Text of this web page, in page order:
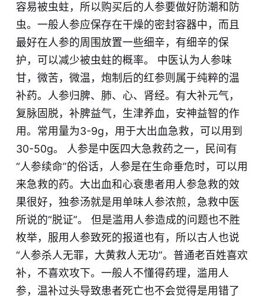
容易被虫蛀，所以购买后的人参要做好防潮和防
虫。一般人参应保存在干燥的密封容器中，而且
最好在人参的周围放置一些细辛，有细辛的保
护，可以减少被虫蛀的概率。 中医认为人参味
甘，微苦，微温，炮制后的红参则属于纯粹的温
补药。人参归脾、肺、心、肾经。有大补元气，
复脉固脱，补脾益气，生津养血，安神益智的作
用。常用量为3-9g，用于大出血急救，可以用到
30-50g。 人参是中医四大急救药之一，民间有
“人参续命”的俗话，人参是在生命垂危时，可以用
来急救的药。大出血和心衰患者用人参急救的效
果很好，独参汤就是用单味人参浓煎，急救中医
所说的“脱证”。 但是滥用人参造成的问题也不胜
枚举，服用人参致死的报道也有，所以古人也说
“人参杀人无罪，大黄救人无功”。普通老百姓喜欢
补，不喜欢攻下。一般人不懂得药理，滥用人
参，温补过头导致患者死亡也不会觉得是用错了